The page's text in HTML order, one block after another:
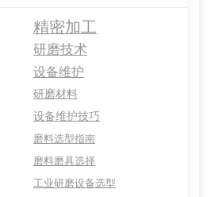
精密加工
研磨技术
设备维护
研磨材料
设备维护技巧
磨料选型指南
磨料磨具选择
工业研磨设备选型